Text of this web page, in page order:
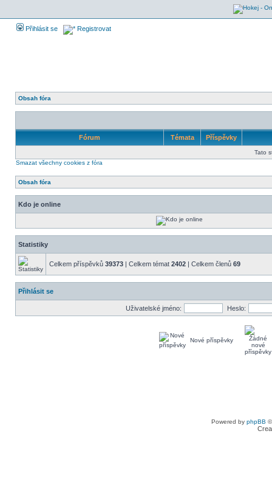
Přihlásit se Registrovat
Obsah fóra
Fórum Témata Příspěvky
Tato
Smazat všechny cookies z fóra
Obsah fóra
Kdo je online
Statistiky
Celkem příspěvků 39373 | Celkem témat 2402 | Celkem členů 69
Přihlásit se
Uživatelské jméno: Heslo:
Nové příspěvky
Powered by phpBB